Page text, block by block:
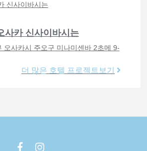
사카 신사이바시는
오사카시 주오구 미나미센바 2초메 9-
더 많은 호텔 프로젝트보기